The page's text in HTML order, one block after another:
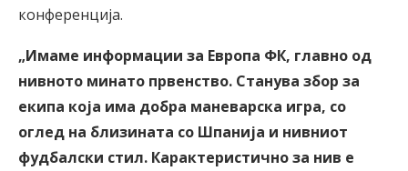
конференција.
„Имаме информации за Европа ФК, главно од
нивното минато првенство. Станува збор за
екипа која има добра маневарска игра, со
оглед на близината со Шпанија и нивниот
фудбалски стил. Карактеристично за нив е